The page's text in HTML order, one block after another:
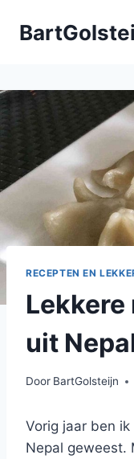
naar
RECEPTEN EN
Lekkere
uit
Door BartGolsteijn
Vorig jaar ben
Nepal geweest.